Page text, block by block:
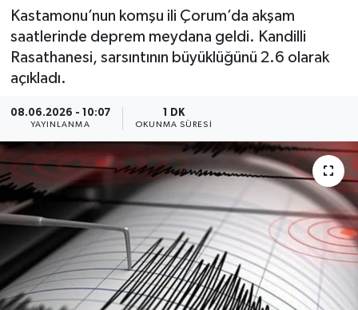
Kastamonu’nun komşu ili Çorum’da akşam
saatlerinde deprem meydana geldi. Kandilli
Rasathanesi, sarsıntının büyüklüğünü 2.6 olarak
açıkladı.
08.06.2026 - 10:07
YAYINLANMA
1 DK
OKUNMA SÜRESI
Azdavay Haberleri
Bozkurt Haberleri
Cide Haberleri
Daday Haberleri
Devrekani Haberleri
Doğanyurt Haberleri
Hanönü Haberleri